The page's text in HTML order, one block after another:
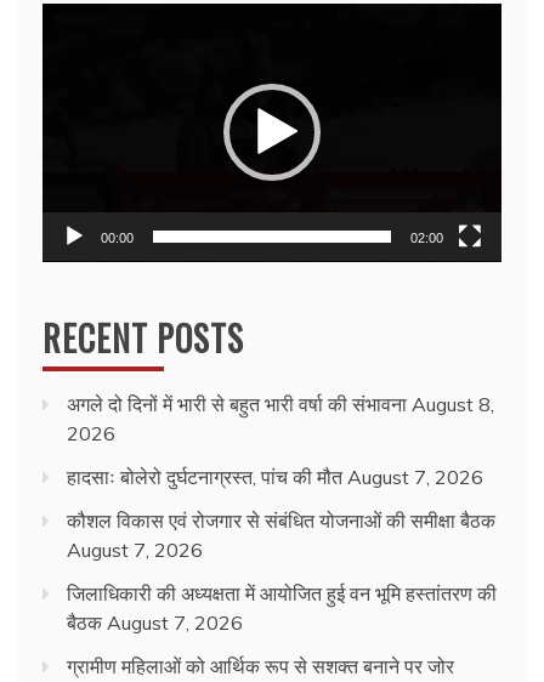
00:00 02:00
RECENT POSTS
अगले दो दिनों में भारी से बहुत भारी वर्षा की संभावना August 8,
2026
हादसाः बोलेरो दुर्घटनाग्रस्त, पांच की मौत August 7, 2026
कौशल विकास एवं रोजगार से संबंधित योजनाओं की समीक्षा बैठक
August 7, 2026
जिलाधिकारी की अध्यक्षता में आयोजित हुई वन भूमि हस्तांतरण की
बैठक August 7, 2026
ग्रामीण महिलाओं को आर्थिक रूप से सशक्त बनाने पर जोर